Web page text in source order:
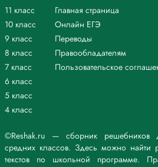
©Reshak.ru — сборник решебников
средних классов. Здесь можно найти
текстов по школьной программе.
11 класс
10 класс
9 класс
8 класс
7 класс
6 класс
5 класс
4 класс
Главная страница
Онлайн ЕГЭ
Переводы
Правообладателям
Пользовательское